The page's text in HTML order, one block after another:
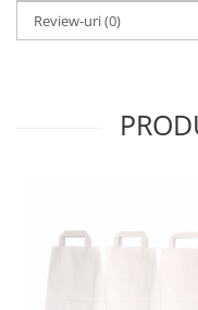
Review-uri(0)